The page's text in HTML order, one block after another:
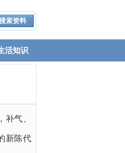
活知识
气、
新陈代